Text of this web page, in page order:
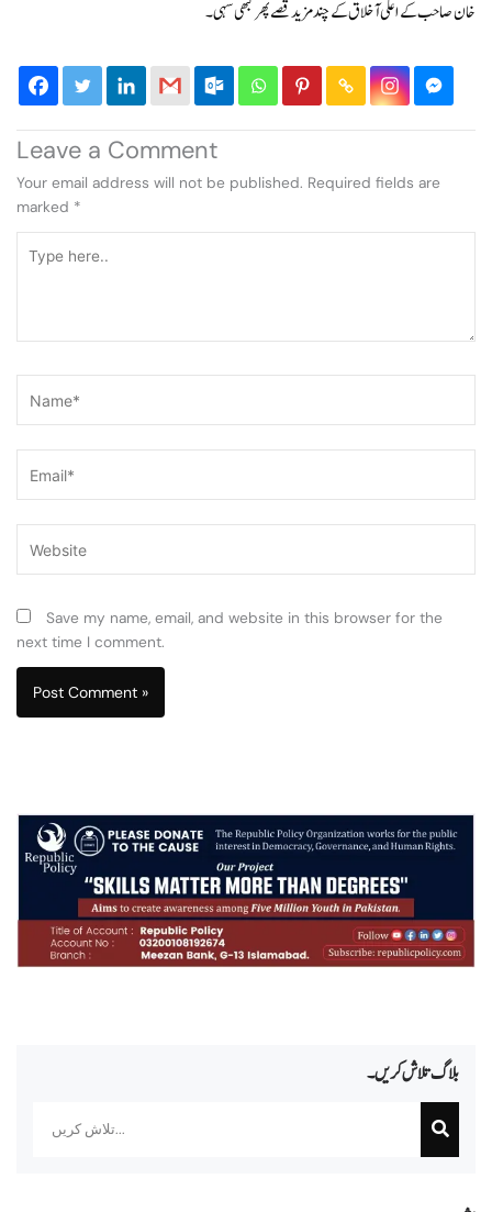
بلاگ تلاش کریں۔
خان صاحب کے اعلی آخلاق کے چند مزید قصے پھر کبھی سہی۔
Leave a Comment
Your email address will not be published. Required fields are
marked *
here..
Save my name, email, and website in this browser for the
next time I comment.